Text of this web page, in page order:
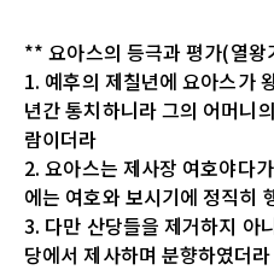
** 요아스의 등극과 평가(열
1. 예후의 제칠년에 요아스가
년간 통치하니라 그의 어머니
람이더라
2. 요아스는 제사장 여호야다
에는 여호와 보시기에 정직히
3. 다만 산당들을 제거하지 아
당에서 제사하며 분향하였더라